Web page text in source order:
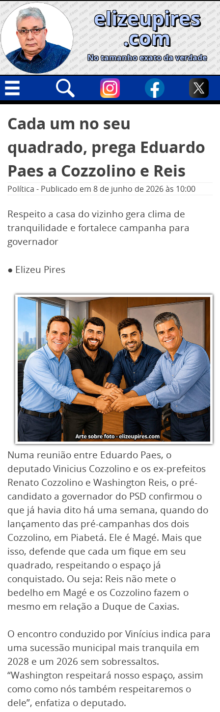
Skip
to
content
elizeupires
.com
No tamanho exato da verdade
Geral
Cidades
Política
Informe especial
por:
Cada um no seu
quadrado, prega Eduardo
Paes a Cozzolino e Reis
Política - Publicado em 8 de junho de 2026às 10:00
Respeito a casa do vizinho gera clima de
tranquilidade e fortalece campanha para
governador
● Elizeu Pires
Numa reunião entre Eduardo Paes, o
deputado Vinicius Cozzolino e os ex-prefeitos
Renato Cozzolino e Washington Reis, o pré-
candidato a governador do PSD confirmou o
que já havia dito há uma semana, quando do
lançamento das pré-campanhas dos dois
Cozzolino, em Piabetá. Ele é Magé. Mais que
isso, defende que cada um fique em seu
quadrado, respeitando o espaço já
conquistado. Ou seja: Reis não mete o
bedelho em Magé e os Cozzolino fazem o
mesmo em relação a Duque de Caxias.
O encontro conduzido por Vinícius indica para
uma sucessão municipal mais tranquila em
2028 e um 2026 sem sobressaltos.
“Washington respeitará nosso espaço, assim
como como nós também respeitaremos o
dele”, enfatiza o deputado.